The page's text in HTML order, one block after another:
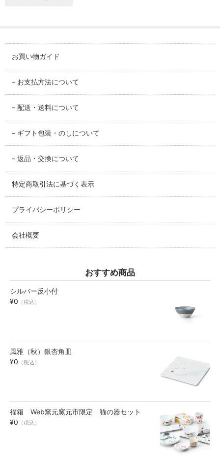
ペンダントルーペ
MAGNIFIER
カテゴリ別
bowl
湯呑・コップ
cup
モーニングセット
morning set
アクセサリー
accessory
お買い物ガイド
お買い物ガイド
– お支払方法について
– 配送・送料について
– ギフト包装・のしについて
– 返品・交換について
特定商取引法に基づく表示
プライバシーポリシー
会社概要
おすすめ商品
シルバー反小付
¥0 （税込）
風雅（秋）銀杏角皿
¥0 （税込）
福箱 Web窯元窯元市限定 猫の器セット
¥0 （税込）